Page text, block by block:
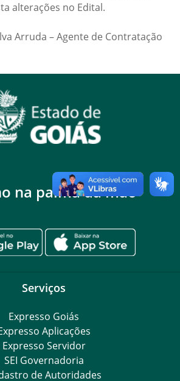
alterações no Edital.
Arruda – Agente de Contratação
na palma da mão
Serviços
Expresso Goiás
Aplicações
Expresso Servidor
SEI Governadoria
de Autoridades